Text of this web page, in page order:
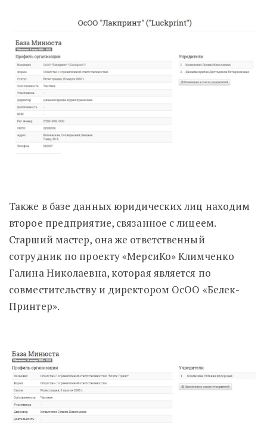
Также в базе данных юридических лиц находим
второе предприятие, связанное с лицеем.
Старший мастер, она же ответственный
сотрудник по проекту «МерсиКо» Климченко
Галина Николаевна, которая является по
совместительству и директором ОсОО «Белек-
Принтер».